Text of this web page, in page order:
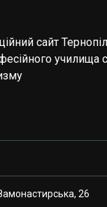
сайт
училища
26